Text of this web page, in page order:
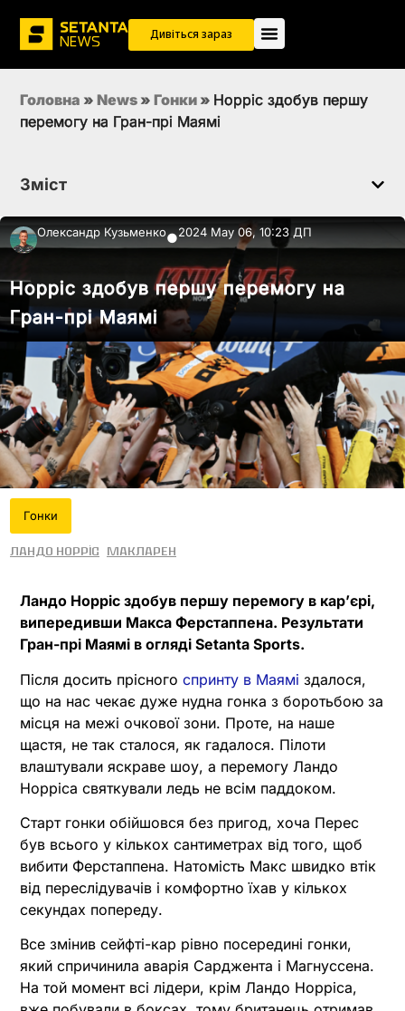
Дивіться зараз
Головна » News » Гонки » Норріс здобув першу
перемогу на Гран-прі Маямі
Зміст
Олександр Кузьменко●2024 May 06, 10:23 ДП
Норріс здобув першу перемогу на
Гран-прі Маямі
Гонки
Ландо Норріс МакЛарен
Ландо Норріс здобув першу перемогу в карʼєрі,
випередивши Макса Ферстаппена. Результати
Гран-прі Маямі в огляді Setanta Sports.
Після досить прісного спринту в Маямі здалося,
що на нас чекає дуже нудна гонка з боротьбою за
місця на межі очкової зони. Проте, на наше
щастя, не так сталося, як гадалося. Пілоти
влаштували яскраве шоу, а перемогу Ландо
Норріса святкували ледь не всім паддоком.
Старт гонки обійшовся без пригод, хоча Перес
був всього у кількох сантиметрах від того, щоб
вибити Ферстаппена. Натомість Макс швидко втік
від переслідувачів і комфортно їхав у кількох
секундах попереду.
Все змінив сейфті-кар рівно посередині гонки,
який спричинила аварія Сарджента і Магнуссена.
На той момент всі лідери, крім Ландо Норріса,